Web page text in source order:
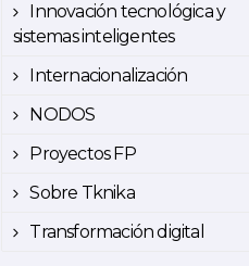
Innovación tecnológica y
sistemas inteligentes
Internacionalización
NODOS
Proyectos FP
Sobre Tknika
Transformación digital